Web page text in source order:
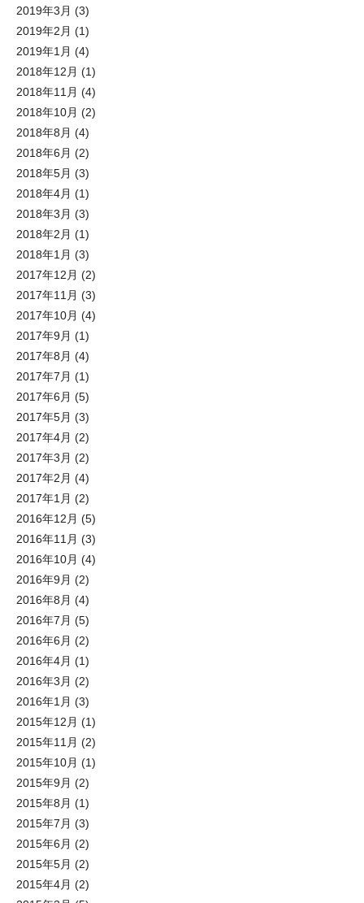
2019年3月 (3)
2019年2月 (1)
2019年1月 (4)
2018年12月 (1)
2018年11月 (4)
2018年10月 (2)
2018年8月 (4)
2018年6月 (2)
2018年5月 (3)
2018年4月 (1)
2018年3月 (3)
2018年2月 (1)
2018年1月 (3)
2017年12月 (2)
2017年11月 (3)
2017年10月 (4)
2017年9月 (1)
2017年8月 (4)
2017年7月 (1)
2017年6月 (5)
2017年5月 (3)
2017年4月 (2)
2017年3月 (2)
2017年2月 (4)
2017年1月 (2)
2016年12月 (5)
2016年11月 (3)
2016年10月 (4)
2016年9月 (2)
2016年8月 (4)
2016年7月 (5)
2016年6月 (2)
2016年4月 (1)
2016年3月 (2)
2016年1月 (3)
2015年12月 (1)
2015年11月 (2)
2015年10月 (1)
2015年9月 (2)
2015年8月 (1)
2015年7月 (3)
2015年6月 (2)
2015年5月 (2)
2015年4月 (2)